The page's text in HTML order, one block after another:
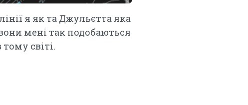
я як та Джульєтта яка
мені так подобаються
світі.